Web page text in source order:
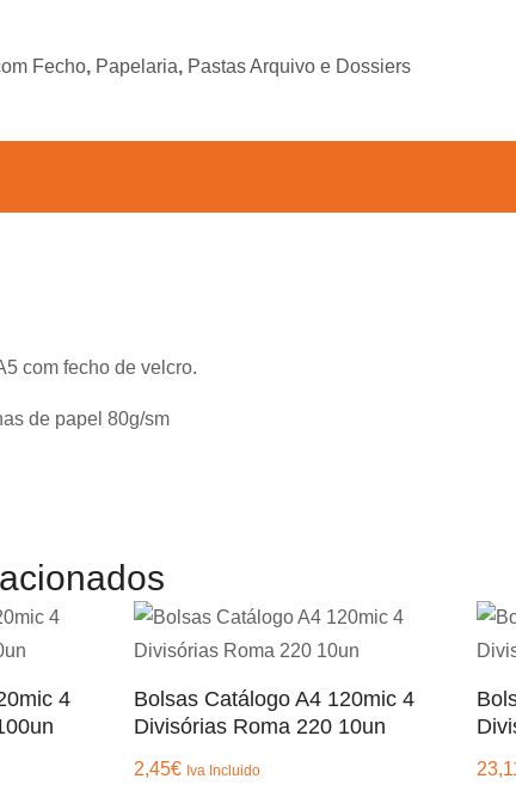
Fecho, Papelaria, Pastas Arquivo e Dossiers
com fecho de velcro.
de papel 80g/sm
4
Bolsas Catálogo A4 120mic 4
Divisórias Roma 220 10un
2,45€ Iva Incluido